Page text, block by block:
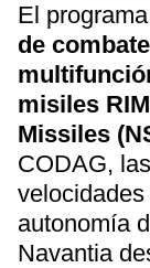
El
de
misiles
Missiles
CODAG,
autonomía
Navantia